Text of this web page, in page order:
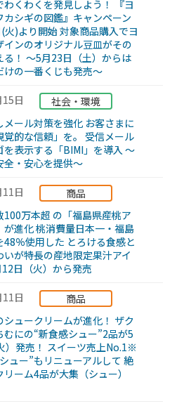
わくわくを発見しよう！ 『ヨ
カシギの図鑑』キャンペーン
火)より開始 対象商品購入でヨ
インのオリジナル豆皿がその
る！ ～5月23日（土）からは
けの一番くじも発売～
日
社会・環境
メール対策を強化 お客さまに
覚的な信頼」を。 受信メール
を表示する「BIMI」を導入 ～
全・安心を提供～
日
商品
100万本超 の「福島県産桃ア
が進化 桃消費量日本一・福島
48％使用した とろける食感と
いが特長の産地限定果汁アイ
日（火）から発売
日
商品
シュークリームが進化！ ザク
むにの“新食感シュー”2品が5
）発売！ スイーツ売上No.1※
ュー”もリニューアルして 絶
ーム4品が大集（シュー）